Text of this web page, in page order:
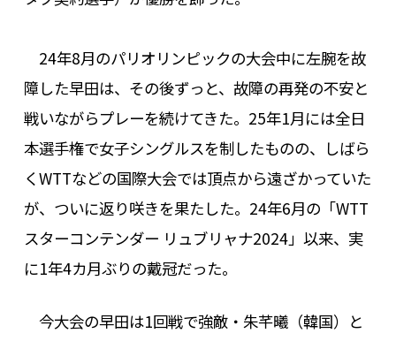
24年8月のパリオリンピックの大会中に左腕を故
障した早田は、その後ずっと、故障の再発の不安と
戦いながらプレーを続けてきた。25年1月には全日
本選手権で女子シングルスを制したものの、しばら
くWTTなどの国際大会では頂点から遠ざかっていた
が、ついに返り咲きを果たした。24年6月の「WTT
スターコンテンダー リュブリャナ2024」以来、実
に1年4カ月ぶりの戴冠だった。
今大会の早田は1回戦で強敵・朱芊曦（韓国）と